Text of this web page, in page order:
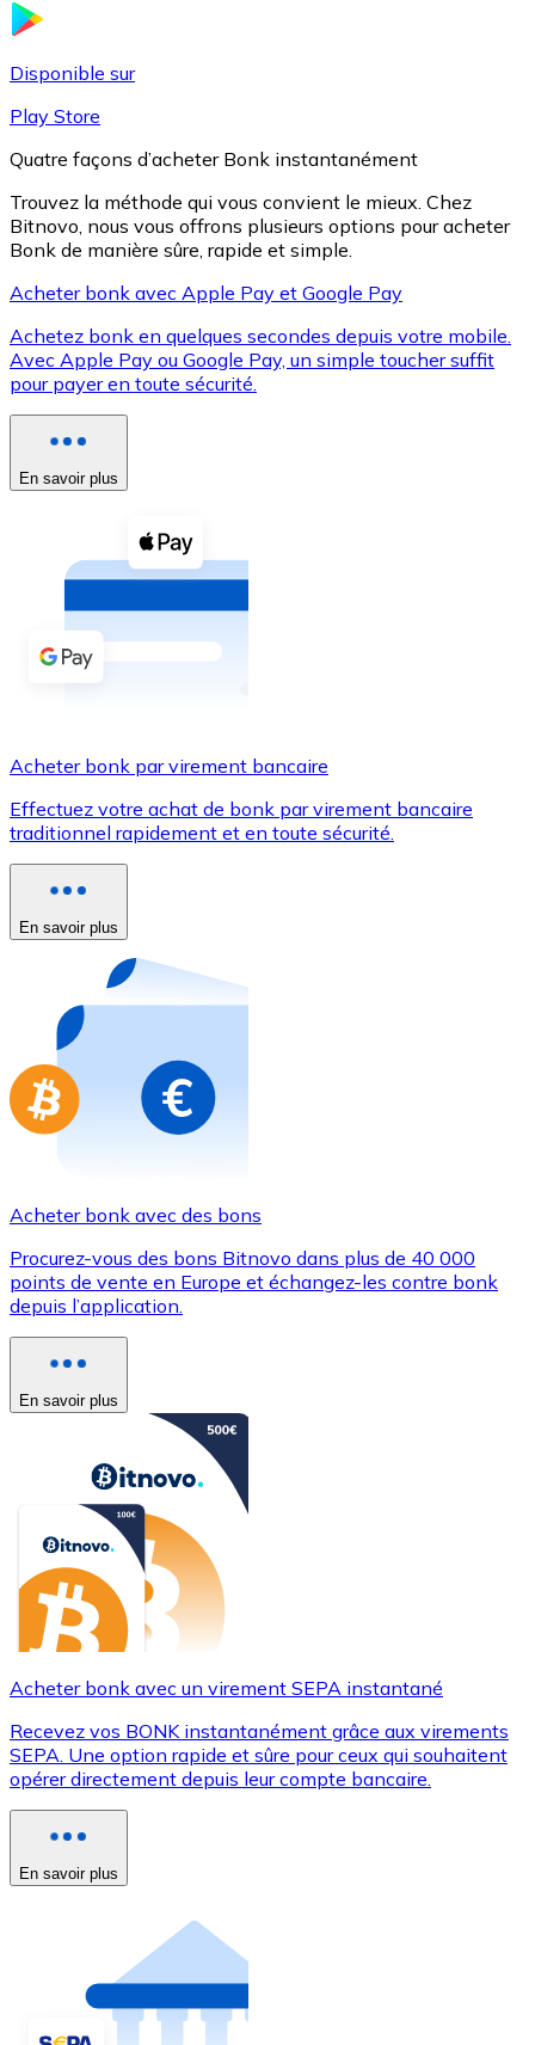
XRP
XRP
Voir toutes
Coupons crypto
Achetez des cryptomonnaies en espèces et d'autres
Acheter avec espèces
Virement SEPA
Utilisez les cartes Visa et Mastercard pour acheter
Acheter avec carte
Nouveau
Achetez des cartes-cadeaux de vos marques
Aller à la boutique de cartes-cadeaux
Disponible sur
Play Store
Quatre façons d’acheter Bonk instantanément
Trouvez la méthode qui vous convient le mieux. Chez
Bitnovo, nous vous offrons plusieurs options pour acheter
Bonk de manière sûre, rapide et simple.
Acheter bonk avec Apple Pay et Google Pay
Achetez bonk en quelques secondes depuis votre mobile.
Avec Apple Pay ou Google Pay, un simple toucher suffit
pour payer en toute sécurité.
En savoir plus
Acheter bonk par virement bancaire
Effectuez votre achat de bonk par virement bancaire
traditionnel rapidement et en toute sécurité.
En savoir plus
Acheter bonk avec des bons
Procurez-vous des bons Bitnovo dans plus de 40 000
points de vente en Europe et échangez-les contre bonk
depuis l’application.
En savoir plus
Acheter bonk avec un virement SEPA instantané
Recevez vos BONK instantanément grâce aux virements
SEPA. Une option rapide et sûre pour ceux qui souhaitent
opérer directement depuis leur compte bancaire.
En savoir plus